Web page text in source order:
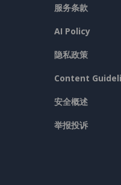
服务条款
AI Policy
隐私政策
Content
安全概述
举报投诉